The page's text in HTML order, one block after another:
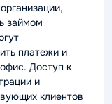
займом
платежи и
Доступ к
и
клиентов